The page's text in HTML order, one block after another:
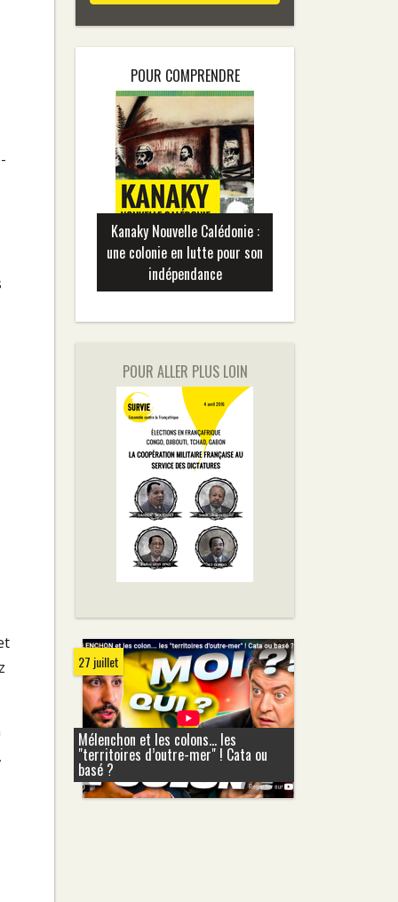
POUR COMPRENDRE
Kanaky Nouvelle Calédonie :
une colonie en lutte pour son
indépendance
POUR ALLER PLUS LOIN
27 juillet
Mélenchon et les colons... les
"territoires d’outre-mer" ! Cata ou
basé ?